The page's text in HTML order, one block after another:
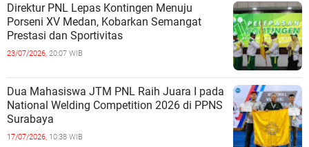
Direktur PNL Lepas Kontingen Menuju
Porseni XV Medan, Kobarkan Semangat
Prestasi dan Sportivitas
23/07/2026, 20:07 WIB
Dua Mahasiswa JTM PNL Raih Juara I pada
National Welding Competition 2026 di PPNS
Surabaya
17/07/2026, 10:38 WIB